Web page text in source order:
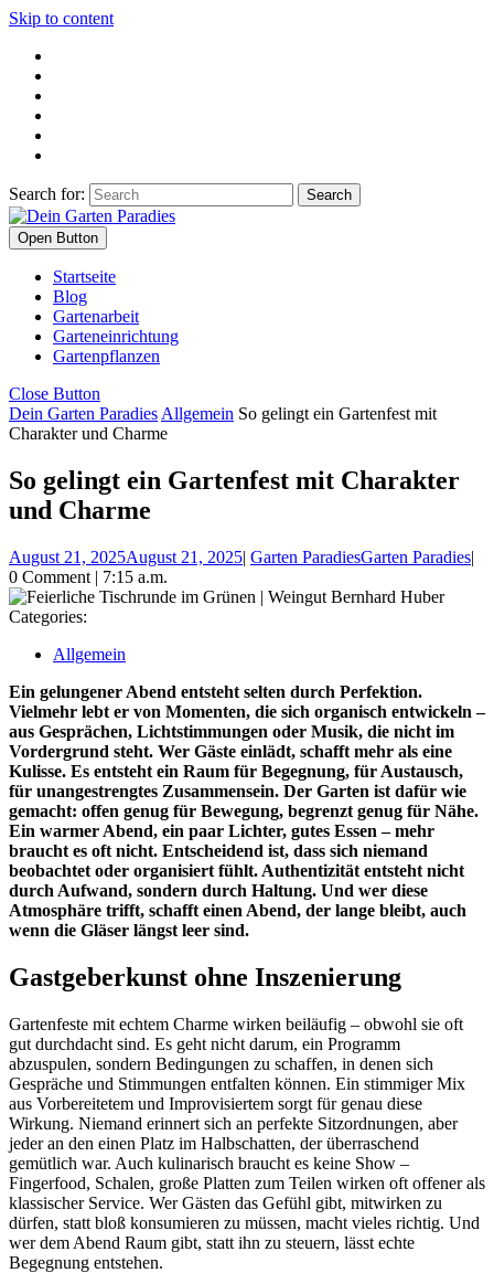
Skip to content
Search for:
Open Button
Startseite
Blog
Gartenarbeit
Garteneinrichtung
Gartenpflanzen
Close Button
Dein Garten Paradies Allgemein So gelingt ein Gartenfest mit
Charakter und Charme
So gelingt ein Gartenfest mit Charakter
und Charme
August 21, 2025August 21, 2025| Garten ParadiesGarten Paradies|
0 Comment | 7:15 a.m.
Categories:
Allgemein
Ein gelungener Abend entsteht selten durch Perfektion.
Vielmehr lebt er von Momenten, die sich organisch entwickeln –
aus Gesprächen, Lichtstimmungen oder Musik, die nicht im
Vordergrund steht. Wer Gäste einlädt, schafft mehr als eine
Kulisse. Es entsteht ein Raum für Begegnung, für Austausch,
für unangestrengtes Zusammensein. Der Garten ist dafür wie
gemacht: offen genug für Bewegung, begrenzt genug für Nähe.
Ein warmer Abend, ein paar Lichter, gutes Essen – mehr
braucht es oft nicht. Entscheidend ist, dass sich niemand
beobachtet oder organisiert fühlt. Authentizität entsteht nicht
durch Aufwand, sondern durch Haltung. Und wer diese
Atmosphäre trifft, schafft einen Abend, der lange bleibt, auch
wenn die Gläser längst leer sind.
Gastgeberkunst ohne Inszenierung
Gartenfeste mit echtem Charme wirken beiläufig – obwohl sie oft
gut durchdacht sind. Es geht nicht darum, ein Programm
abzuspulen, sondern Bedingungen zu schaffen, in denen sich
Gespräche und Stimmungen entfalten können. Ein stimmiger Mix
aus Vorbereitetem und Improvisiertem sorgt für genau diese
Wirkung. Niemand erinnert sich an perfekte Sitzordnungen, aber
jeder an den einen Platz im Halbschatten, der überraschend
gemütlich war. Auch kulinarisch braucht es keine Show –
Fingerfood, Schalen, große Platten zum Teilen wirken oft offener als
klassischer Service. Wer Gästen das Gefühl gibt, mitwirken zu
dürfen, statt bloß konsumieren zu müssen, macht vieles richtig. Und
wer dem Abend Raum gibt, statt ihn zu steuern, lässt echte
Begegnung entstehen.